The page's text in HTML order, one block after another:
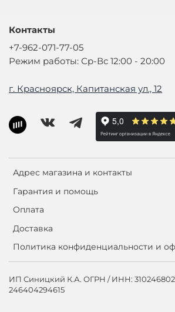
Адрес магазина и контакты
Гарантия и помощь
Оплата
Доставка
Политика конфиденциальности и
Контакты
+7-962-071-77-05
Режим работы: Ср-Вс 12:00 - 20:00
г. Красноярск, Капитанская ул., 12
ИП Синицкий К.А. ОГРН / ИНН:
246404294615